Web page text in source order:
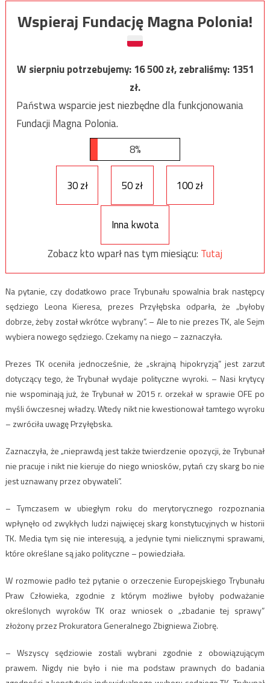
Wspieraj Fundację Magna Polonia!
W sierpniu potrzebujemy:16 500zł, zebraliśmy:1351
zł.
Państwa wsparcie jest niezbędne dla funkcjonowania
Fundacji Magna Polonia.
8%
30 zł 50 zł 100 zł
Inna kwota
Zobacz kto wparł nas tym miesiącu: Tutaj
Na pytanie, czy dodatkowo prace Trybunału spowalnia brak następcy
sędziego Leona Kieresa, prezes Przyłębska odparła, że „byłoby
dobrze, żeby został wkrótce wybrany”. – Ale to nie prezes TK, ale Sejm
wybiera nowego sędziego. Czekamy na niego – zaznaczyła.
Prezes TK oceniła jednocześnie, że „skrajną hipokryzją” jest zarzut
dotyczący tego, że Trybunał wydaje polityczne wyroki. – Nasi krytycy
nie wspominają już, że Trybunał w 2015 r. orzekał w sprawie OFE po
myśli ówczesnej władzy. Wtedy nikt nie kwestionował tamtego wyroku
– zwróciła uwagę Przyłębska.
Zaznaczyła, że „nieprawdą jest także twierdzenie opozycji, że Trybunał
nie pracuje i nikt nie kieruje do niego wniosków, pytań czy skarg bo nie
jest uznawany przez obywateli”.
– Tymczasem w ubiegłym roku do merytorycznego rozpoznania
wpłynęło od zwykłych ludzi najwięcej skarg konstytucyjnych w historii
TK. Media tym się nie interesują, a jedynie tymi nielicznymi sprawami,
które określane są jako polityczne – powiedziała.
W rozmowie padło też pytanie o orzeczenie Europejskiego Trybunału
Praw Człowieka, zgodnie z którym możliwe byłoby podważanie
określonych wyroków TK oraz wniosek o „zbadanie tej sprawy”
złożony przez Prokuratora Generalnego Zbigniewa Ziobrę.
– Wszyscy sędziowie zostali wybrani zgodnie z obowiązującym
prawem. Nigdy nie było i nie ma podstaw prawnych do badania